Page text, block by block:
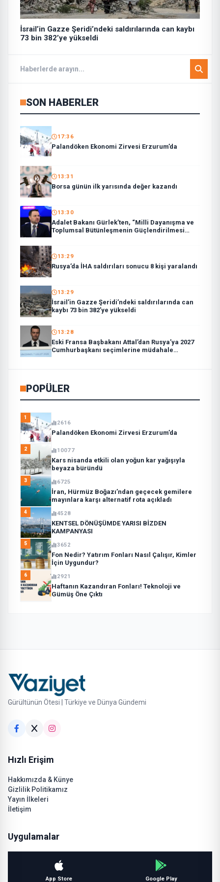
İsrail’in Gazze Şeridi’ndeki saldırılarında can kaybı
73 bin 382’ye yükseldi
SON HABERLER
17:36
Palandöken Ekonomi Zirvesi Erzurum’da
13:31
Borsa günün ilk yarısında değer kazandı
13:30
Adalet Bakanı Gürlek’ten, “Milli Dayanışma ve
Toplumsal Bütünleşmenin Güçlendirilmesi
13:29
Rusya’da İHA saldırıları sonucu 8 kişi yaralandı
13:29
İsrail’in Gazze Şeridi’ndeki saldırılarında can
kaybı 73 bin 382’ye yükseldi
13:28
Eski Fransa Başbakanı Attal’dan Rusya’ya 2027
Cumhurbaşkanı seçimlerine müdahale
POPÜLER
1
2616
Palandöken Ekonomi Zirvesi Erzurum’da
2 10077
Kars nisanda etkili olan yoğun kar yağışıyla
beyaza büründü
3 6725
İran, Hürmüz Boğazı’ndan geçecek gemilere
mayınlara karşı alternatif rota açıkladı
4 4528
KENTSEL DÖNÜŞÜMDE YARISI BİZDEN
KAMPANYASI
5 3652
Fon Nedir? Yatırım Fonları Nasıl Çalışır, Kimler
İçin Uygundur?
6 2921
Haftanın Kazandıran Fonları! Teknoloji ve
Gümüş Öne Çıktı
Gürültünün Ötesi | Türkiye ve Dünya Gündemi
Hızlı Erişim
Hakkımızda & Künye
Gizlilik Politikamız
Yayın İlkeleri
İletişim
Uygulamalar
App Store Google Play